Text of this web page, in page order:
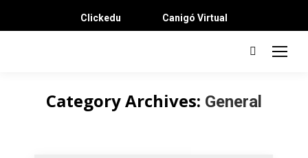
Clickedu Canigó Virtual
Search:
Category Archives: General